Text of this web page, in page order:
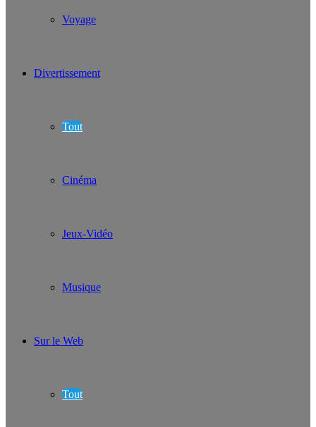
Voyage
Divertissement
Tout
Cinéma
Jeux-Vidéo
Musique
Sur le Web
Tout